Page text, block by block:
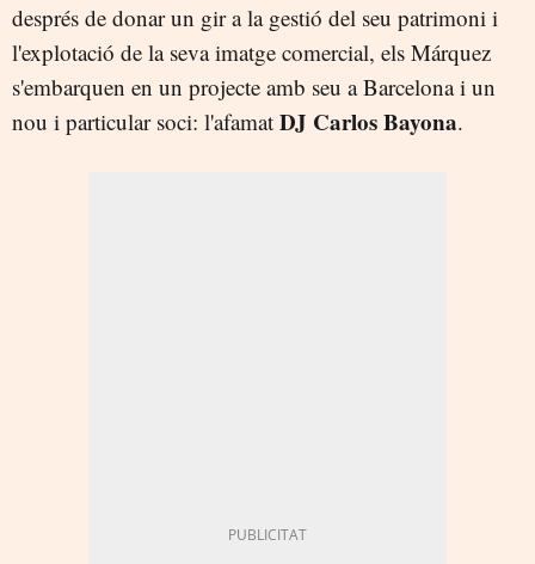
després de donar un gir a la gestió del seu patrimoni i
l'explotació de la seva imatge comercial, els Márquez
s'embarquen en un projecte amb seu a Barcelona i un
nou i particular soci: l'afamat DJ Carlos Bayona.